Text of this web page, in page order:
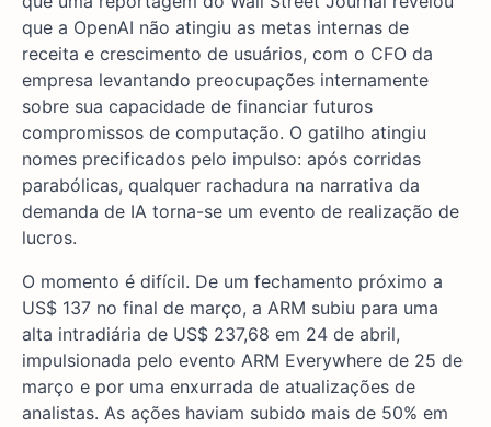
que a OpenAI não atingiu as metas internas de
receita e crescimento de usuários, com o CFO da
empresa levantando preocupações internamente
sobre sua capacidade de financiar futuros
compromissos de computação. O gatilho atingiu
nomes precificados pelo impulso: após corridas
parabólicas, qualquer rachadura na narrativa da
demanda de IA torna-se um evento de realização de
lucros.
O momento é difícil. De um fechamento próximo a
US$ 137 no final de março, a ARM subiu para uma
alta intradiária de US$ 237,68 em 24 de abril,
impulsionada pelo evento ARM Everywhere de 25 de
março e por uma enxurrada de atualizações de
analistas. As ações haviam subido mais de 50% em